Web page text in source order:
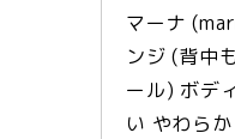
マーナ
ンジ (背中
ール) ボデ
い やわら